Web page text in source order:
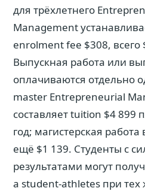
для трёхлетнего
Management
enrolment fee $308, всего
Выпускная работа или
оплачиваются отдельно
master Entrepreneurial
составляет tuition $4 899
год; магистерская работа
ещё $1 139. Студенты с
результатами могут
а student-athletes при